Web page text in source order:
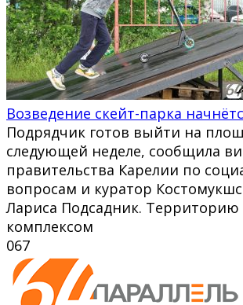
Возведение скейт-парка
Подрядчик готов выйти на
следующей неделе, сообщила
правительства Карелии по
вопросам и куратор
Лариса Подсадник.
комплексом
067